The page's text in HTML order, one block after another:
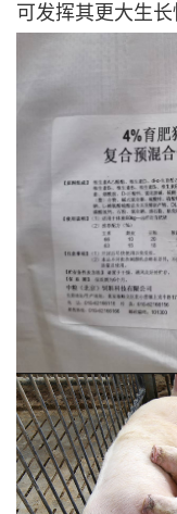
可发挥其更大生长